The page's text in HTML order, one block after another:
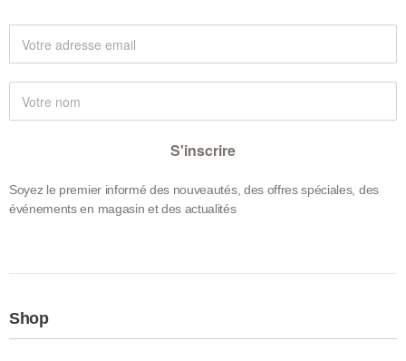
S'inscrire
Soyez le premier informé des nouveautés, des offres spéciales, des
événements en magasin et des actualités
Shop